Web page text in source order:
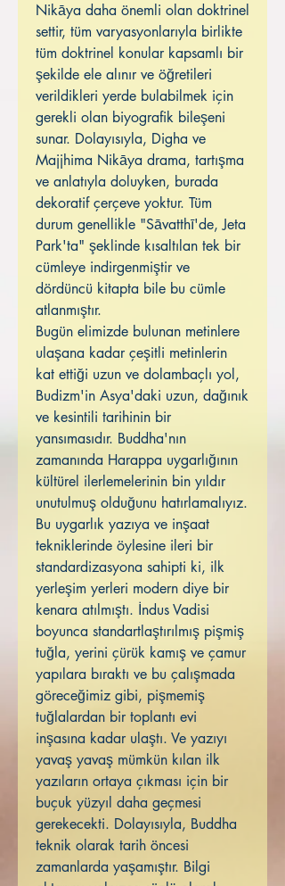
Nikāya daha önemli olan doktrinel
settir, tüm varyasyonlarıyla birlikte
tüm doktrinel konular kapsamlı bir
şekilde ele alınır ve öğretileri
verildikleri yerde bulabilmek için
gerekli olan biyografik bileşeni
sunar. Dolayısıyla, Digha ve
Majjhima Nikāya drama, tartışma
ve anlatıyla doluyken, burada
dekoratif çerçeve yoktur. Tüm
durum genellikle "Sāvatthī'de, Jeta
Park'ta" şeklinde kısaltılan tek bir
cümleye indirgenmiştir ve
dördüncü kitapta bile bu cümle
atlanmıştır.
Bugün elimizde bulunan metinlere
ulaşana kadar çeşitli metinlerin
kat ettiği uzun ve dolambaçlı yol,
Budizm'in Asya'daki uzun, dağınık
ve kesintili tarihinin bir
yansımasıdır. Buddha'nın
zamanında Harappa uygarlığının
kültürel ilerlemelerinin bin yıldır
unutulmuş olduğunu hatırlamalıyız.
Bu uygarlık yazıya ve inşaat
tekniklerinde öylesine ileri bir
standardizasyona sahipti ki, ilk
yerleşim yerleri modern diye bir
kenara atılmıştı. İndus Vadisi
boyunca standartlaştırılmış pişmiş
tuğla, yerini çürük kamış ve çamur
yapılara bıraktı ve bu çalışmada
göreceğimiz gibi, pişmemiş
tuğlalardan bir toplantı evi
inşasına kadar ulaştı. Ve yazıyı
yavaş yavaş mümkün kılan ilk
yazıların ortaya çıkması için bir
buçuk yüzyıl daha geçmesi
gerekecekti. Dolayısıyla, Buddha
teknik olarak tarih öncesi
zamanlarda yaşamıştır. Bilgi